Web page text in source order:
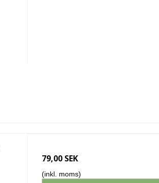
79,00 SEK
(inkl. moms)